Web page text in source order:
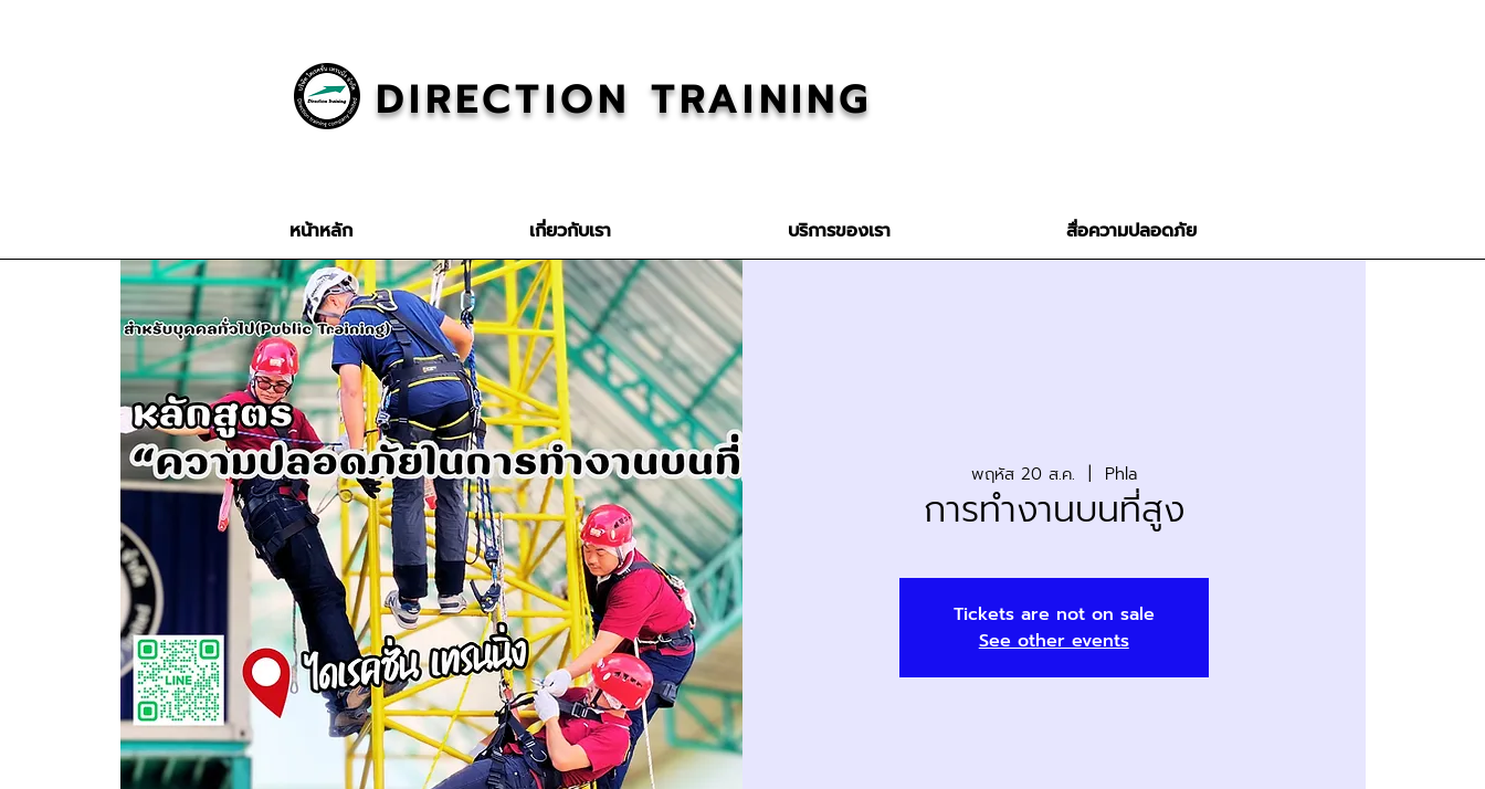
DIRECTION TRAINING
หน้าหลัก เกี่ยวกับเรา บริการของเรา สื่อความปลอดภัย
พฤหัส 20 ส.ค. Phla
การทำงานบนที่สูง
Tickets are not on sale
See other events